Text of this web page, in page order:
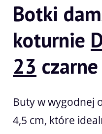
Botki
koturnie
23 czarne
Buty w wygodnej
4,5 cm, które